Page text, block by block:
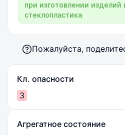
при изготовлении изделий
стеклопластика
Пожалуйста,
Кл. опасности
3
Агрегатное состояние